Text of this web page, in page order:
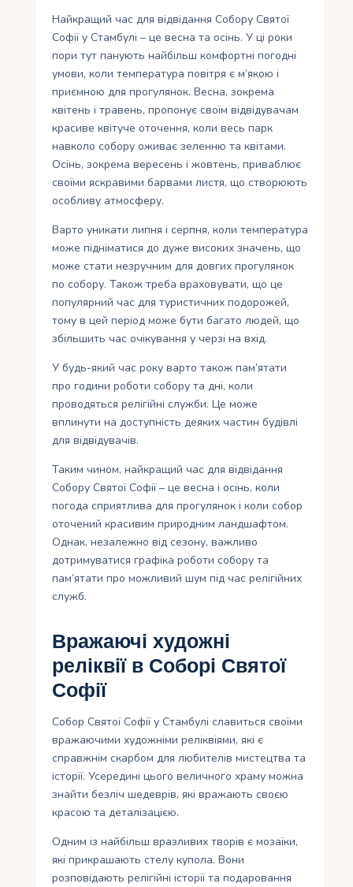
Найкращий час для відвідання Собору Святої
Софії у Стамбулі – це весна та осінь. У ці роки
пори тут панують найбільш комфортні погодні
умови, коли температура повітря є м’якою і
приємною для прогулянок. Весна, зокрема
квітень і травень, пропонує своїм відвідувачам
красиве квітуче оточення, коли весь парк
навколо собору оживає зеленню та квітами.
Осінь, зокрема вересень і жовтень, приваблює
своїми яскравими барвами листя, що створюють
особливу атмосферу.
Варто уникати липня і серпня, коли температура
може підніматися до дуже високих значень, що
може стати незручним для довгих прогулянок
по собору. Також треба враховувати, що це
популярний час для туристичних подорожей,
тому в цей період може бути багато людей, що
збільшить час очікування у черзі на вхід.
У будь-який час року варто також пам’ятати
про години роботи собору та дні, коли
проводяться релігійні служби. Це може
вплинути на доступність деяких частин будівлі
для відвідувачів.
Таким чином, найкращий час для відвідання
Собору Святої Софії – це весна і осінь, коли
погода сприятлива для прогулянок і коли собор
оточений красивим природним ландшафтом.
Однак, незалежно від сезону, важливо
дотримуватися графіка роботи собору та
пам’ятати про можливий шум під час релігійних
служб.
Вражаючі художні
реліквії в Соборі Святої
Софії
Собор Святої Софії у Стамбулі славиться своїми
вражаючими художніми реліквіями, які є
справжнім скарбом для любителів мистецтва та
історії. Усередині цього величного храму можна
знайти безліч шедеврів, які вражають своєю
красою та деталізацією.
Одним із найбільш вразливих творів є мозаїки,
які прикрашають стелу купола. Вони
розповідають релігійні історії та подаровання